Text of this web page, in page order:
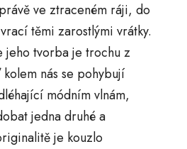
ve ztraceném ráji, do
těmi zarostlými vrátky.
jeho tvorba je trochu z
nás se pohybují
módním vlnám,
jedna druhé a
je kouzlo